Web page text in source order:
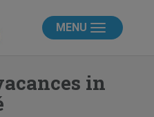
MENU
in